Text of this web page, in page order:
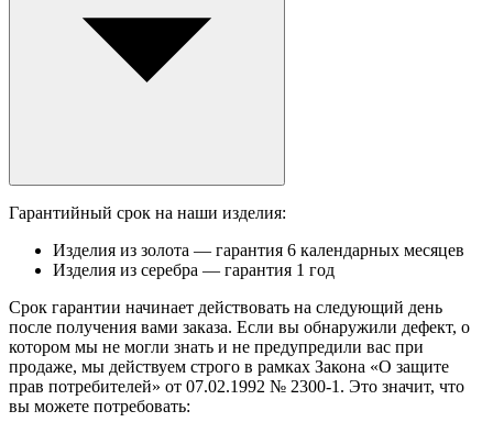
Гарантийный срок на наши изделия:
Изделия из золота — гарантия 6 календарных месяцев
Изделия из серебра — гарантия 1 год
Срок гарантии начинает действовать на следующий день
после получения вами заказа. Если вы обнаружили дефект, о
котором мы не могли знать и не предупредили вас при
продаже, мы действуем строго в рамках Закона «О защите
прав потребителей» от 07.02.1992 № 2300-1. Это значит, что
вы можете потребовать: